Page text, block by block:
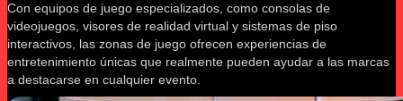
Con equipos de juego especializados, como consolas de
videojuegos, visores de realidad virtual y sistemas de piso
interactivos, las zonas de juego ofrecen experiencias de
entretenimiento únicas que realmente pueden ayudar a las marcas
a destacarse en cualquier evento.